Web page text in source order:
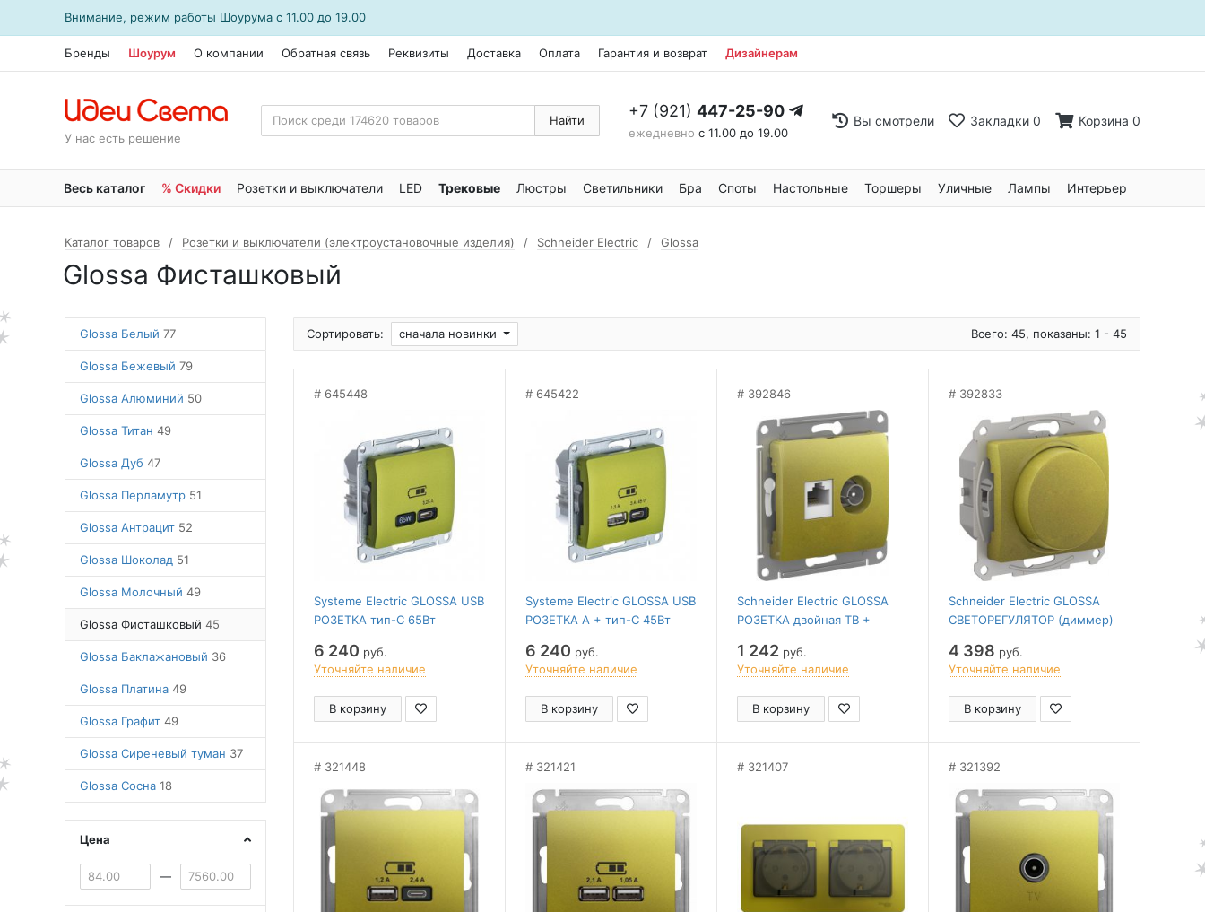
Внимание, режим работы Шоурума с 11.00 до 19.00
Бренды Шоурум О компании Обратная связь Реквизиты Доставка Оплата Гарантия и возврат Дизайнерам
У нас есть решение
Найти +7 (921) 447-25-90
ежедневно с 11.00 до 19.00
Вы смотрели Закладки 0 Корзина 0
Весь каталог % Скидки Розетки и выключатели LED Трековые Люстры Светильники Бра Споты Настольные Торшеры Уличные Лампы Интерьер
Каталог товаров Розетки и выключатели (электроустановочные изделия) Schneider Electric Glossa
Glossa Фисташковый
Glossa Белый 77
Glossa Бежевый 79
Glossa Алюминий 50
Glossa Титан 49
Glossa Дуб 47
Glossa Перламутр 51
Glossa Антрацит 52
Glossa Шоколад 51
Glossa Молочный 49
Glossa Фисташковый 45
Glossa Баклажановый 36
Glossa Платина 49
Glossa Графит 49
Glossa Сиреневый туман 37
Glossa Сосна 18
Цена
—
Сортировать: сначала новинки Всего: 45, показаны: 1 - 45
645448
Systeme Electric GLOSSA USB
РОЗЕТКА тип-C 65Вт
механизм, ФИСТАШКОВЫЙ
6 240 руб.
Уточняйте наличие
В корзину
645422
Systeme Electric GLOSSA USB
РОЗЕТКА А + тип-С 45Вт
мех., ФИСТАШКОВЫЙ
6 240 руб.
Уточняйте наличие
В корзину
392846
Schneider Electric GLOSSA
РОЗЕТКА двойная ТВ +
механизм, ФИСТАШКОВЫЙ
1 242 руб.
Уточняйте наличие
В корзину
392833
Schneider Electric GLOSSA
СВЕТОРЕГУЛЯТОР (диммер)
315Вт, мех., ФИСТАШКОВЫЙ
4 398 руб.
Уточняйте наличие
В корзину
321448 321421 321407 321392